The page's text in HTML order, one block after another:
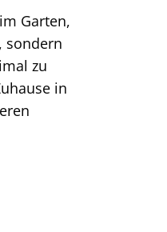
Garten,
sondern
zu
in